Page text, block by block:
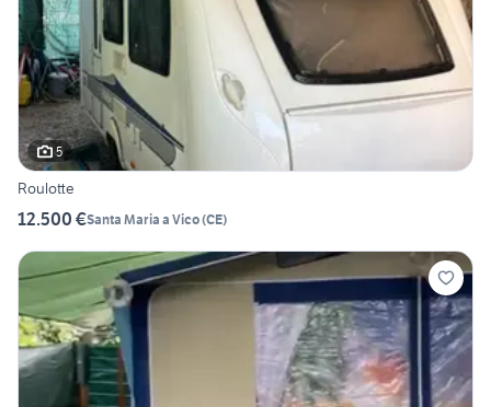
5
Roulotte
12.500 €Santa Maria a Vico(CE)